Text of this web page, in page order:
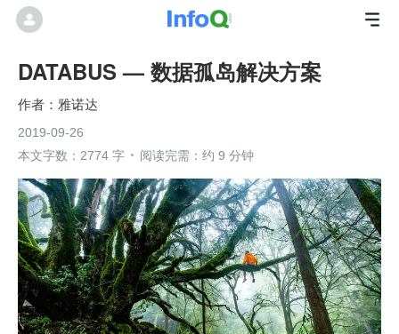
DATABUS — 数据孤岛解决方案
雅诺达
2019-09-26
本文字数：2774 字
阅读完需：约 9 分钟